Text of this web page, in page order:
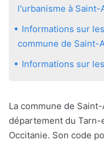
l'urbanisme à Saint-
Informations sur
commune de Saint-
Informations sur
La commune de
département du
Occitanie. Son code